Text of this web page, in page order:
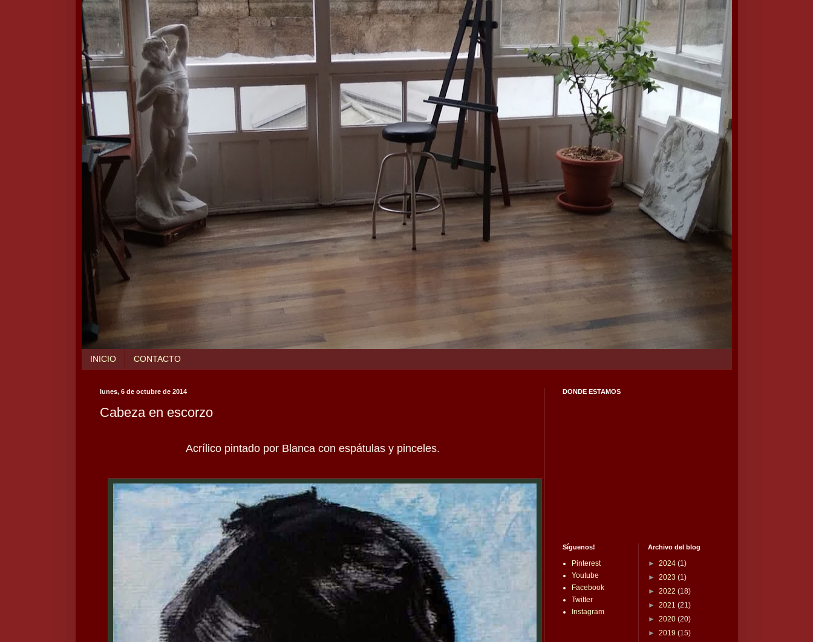
INICIO CONTACTO
lunes, 6 de octubre de 2014
Cabeza en escorzo
Acrílico pintado por Blanca con espátulas y pinceles.
DONDE ESTAMOS
Síguenos!
Pinterest
Youtube
Facebook
Twitter
Instagram
Archivo del blog
► 2024 (1)
► 2023 (1)
► 2022 (18)
► 2021 (21)
► 2020 (20)
► 2019 (15)